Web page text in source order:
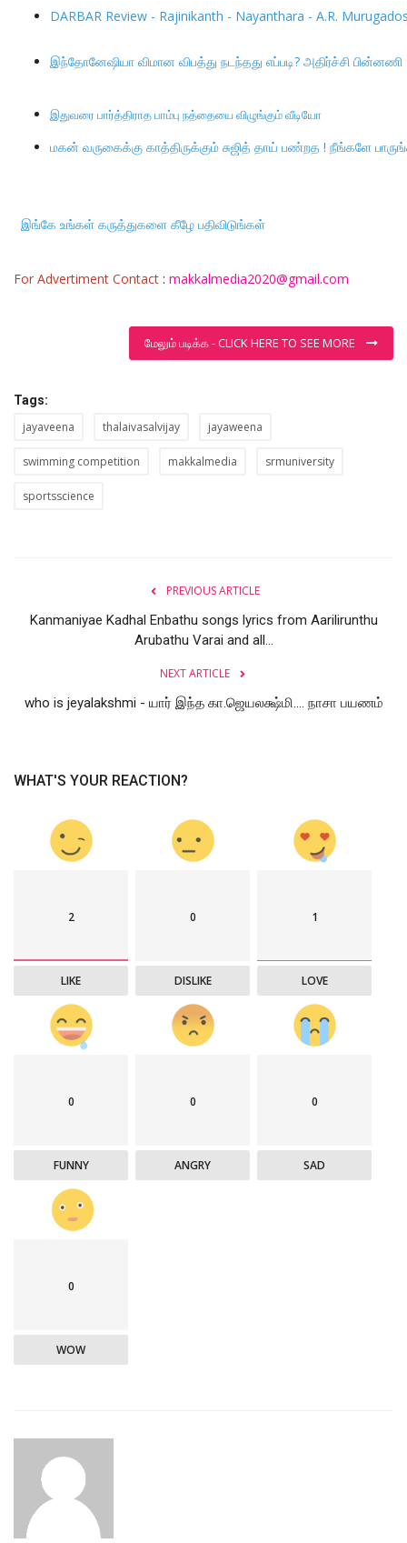
DARBAR Review - Rajinikanth - Nayanthara - A.R.
இந்தோனேஷியா விமான விபத்து நடந்தது எப்படி? அதிர்ச்சி பின்னணி
இதுவரை பார்த்திராத பாம்பு நத்தையை விழுங்கும் வீடியோ
மகன் வருகைக்கு காத்திருக்கும் சுஜித் தாய் பண்றத ! நீங்களே
இங்கே உங்கள் கருத்துகளை கீழே பதிவிடுங்கள்
For Advertiment Contact : makkalmedia2020@gmail.com
மேலும் படிக்க - CLICK HERE TO SEE MORE
Tags:
jayaveena thalaivasalvijay jayaweena
swimming competition makkalmedia srmuniversity
sportsscience
PREVIOUS ARTICLE
Kanmaniyae Kadhal Enbathu songs lyrics from Aarilirunthu
Arubathu Varai and all...
NEXT ARTICLE
who is jeyalakshmi - யார் இந்த கா.ஜெயலக்ஷ்மி.... நாசா பயணம்
WHAT'S YOUR REACTION?
2
LIKE
0
DISLIKE
1
LOVE
0
FUNNY
0
ANGRY
0
SAD
0
WOW